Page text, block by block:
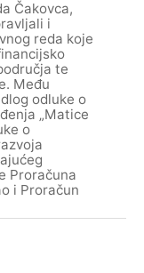
Čakovca,
i
reda koje
te
Među
odluke o
„Matice
o
Proračuna
i Proračun